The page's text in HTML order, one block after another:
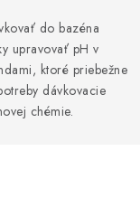
do bazéna
upravovať pH v
ktoré priebežne
dávkovacie
chémie.